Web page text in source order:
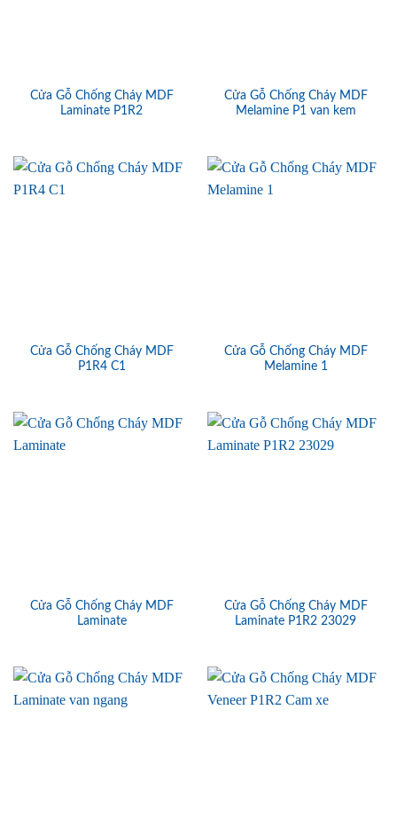
Cửa Gỗ Chống Cháy MDF
Laminate P1R2
Cửa Gỗ Chống Cháy MDF
Melamine P1 van kem
Cửa Gỗ Chống Cháy MDF
P1R4 C1
Cửa Gỗ Chống Cháy MDF
Melamine 1
Cửa Gỗ Chống Cháy MDF
Laminate
Cửa Gỗ Chống Cháy MDF
Laminate P1R2 23029